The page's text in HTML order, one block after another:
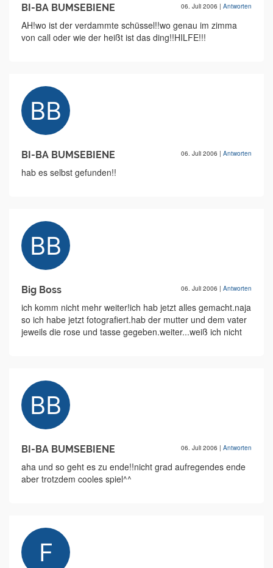
BI-BA BUMSEBIENE 06. Juli 2006 | Antworten
AH!wo ist der verdammte schüssel!!wo genau im zimma
von call oder wie der heißt ist das ding!!HILFE!!!
BI-BA BUMSEBIENE 06. Juli 2006 | Antworten
hab es selbst gefunden!!
Big Boss 06. Juli 2006 | Antworten
ich komm nicht mehr weiter!ich hab jetzt alles gemacht.naja
so ich habe jetzt fotografiert.hab der mutter und dem vater
jeweils die rose und tasse gegeben.weiter...weiß ich nicht
BI-BA BUMSEBIENE 06. Juli 2006 | Antworten
aha und so geht es zu ende!!nicht grad aufregendes ende
aber trotzdem cooles spiel^^